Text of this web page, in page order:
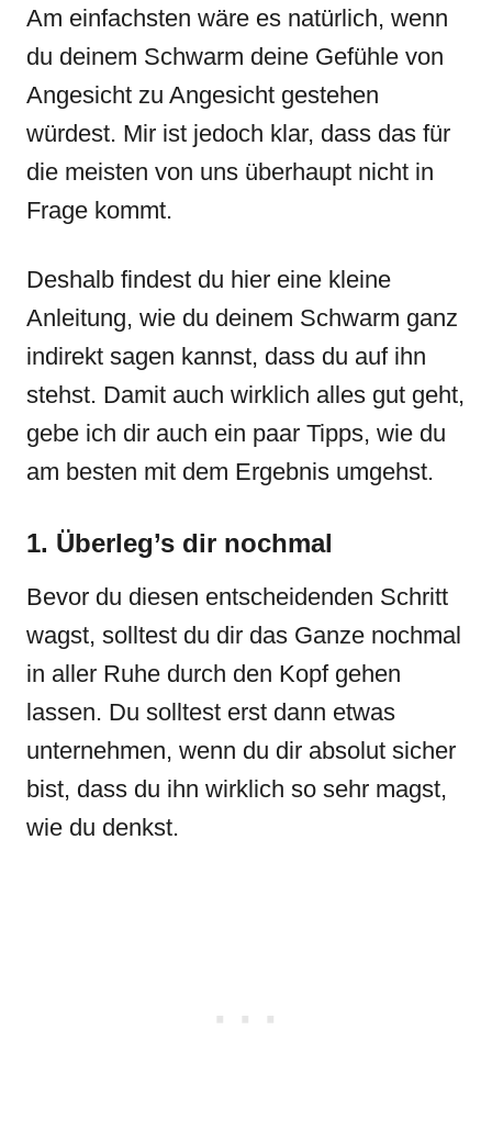
Am einfachsten wäre es natürlich, wenn
du deinem Schwarm deine Gefühle von
Angesicht zu Angesicht gestehen
würdest. Mir ist jedoch klar, dass das für
die meisten von uns überhaupt nicht in
Frage kommt.
Deshalb findest du hier eine kleine
Anleitung, wie du deinem Schwarm ganz
indirekt sagen kannst, dass du auf ihn
stehst. Damit auch wirklich alles gut geht,
gebe ich dir auch ein paar Tipps, wie du
am besten mit dem Ergebnis umgehst.
1. Überleg’s dir nochmal
Bevor du diesen entscheidenden Schritt
wagst, solltest du dir das Ganze nochmal
in aller Ruhe durch den Kopf gehen
lassen. Du solltest erst dann etwas
unternehmen, wenn du dir absolut sicher
bist, dass du ihn wirklich so sehr magst,
wie du denkst.